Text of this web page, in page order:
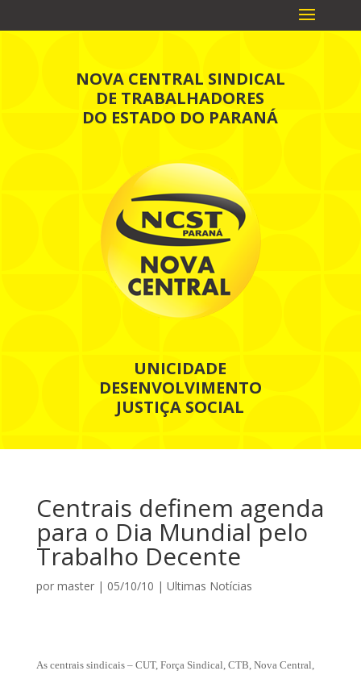
NOVA CENTRAL SINDICAL
DE TRABALHADORES
DO ESTADO DO PARANÁ
UNICIDADE
DESENVOLVIMENTO
JUSTIÇA SOCIAL
Centrais definem agenda
para o Dia Mundial pelo
Trabalho Decente
por master| 05/10/10 | Ultimas Notícias
As centrais sindicais – CUT, Força Sindical, CTB, Nova Central,